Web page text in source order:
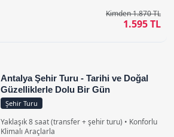
Kimden 1.870 TL
1.595 TL
Antalya Şehir Turu - Tarihi ve Doğal
Güzelliklerle Dolu Bir Gün
Şehir Turu
Yaklaşık 8 saat (transfer + şehir turu) • Konforlu
Klimalı Araçlarla